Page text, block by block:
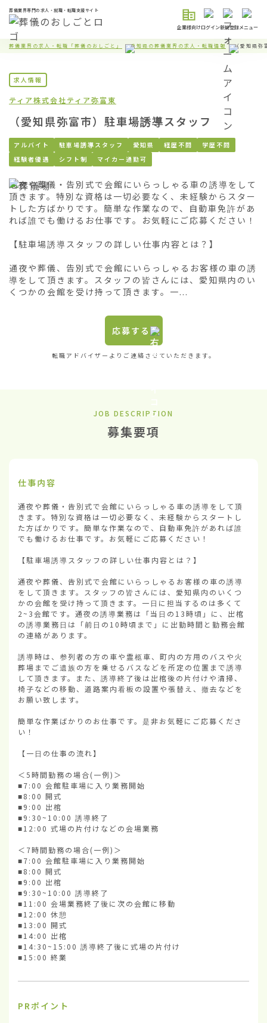
葬儀業界専門の求人・就職・転職支援サイト
企業様向けログイン新規登録メニュー
葬儀業界の求人・転職「葬儀のおしごと」 愛知県の葬儀業界の求人・転職情報 （愛知県弥
求人情報
ティア株式会社ティア弥富東
（愛知県弥富市）駐車場誘導スタッフ
アルバイト 駐車場誘導スタッフ 愛知県 経歴不問
学歴不問
経験者優遇
シフト制 マイカー通勤可
通夜や葬儀・告別式で会館にいらっしゃる車の誘導をして
頂きます。特別な資格は一切必要なく、未経験からスター
トした方ばかりです。簡単な作業なので、自動車免許があ
れば誰でも働けるお仕事です。お気軽にご応募ください！
【駐車場誘導スタッフの詳しい仕事内容とは？】
通夜や葬儀、告別式で会館にいらっしゃるお客様の車の誘
導をして頂きます。スタッフの皆さんには、愛知県内のい
くつかの会館を受け持って頂きます。一...
応募する
転職アドバイザーよりご連絡させていただきます。
JOB DESCRIPTION
募集要項
仕事内容
通夜や葬儀・告別式で会館にいらっしゃる車の誘導をして頂
きます。特別な資格は一切必要なく、未経験からスタートし
た方ばかりです。簡単な作業なので、自動車免許があれば誰
でも働けるお仕事です。お気軽にご応募ください！
【駐車場誘導スタッフの詳しい仕事内容とは？】
通夜や葬儀、告別式で会館にいらっしゃるお客様の車の誘導
をして頂きます。スタッフの皆さんには、愛知県内のいくつ
かの会館を受け持って頂きます。一日に担当するのは多くて
2~3会館です。通夜の誘導業務は「当日の13時頃」に、出棺
の誘導業務日は「前日の10時頃まで」に出勤時間と勤務会館
の連絡があります。
誘導時は、参列者の方の車や霊柩車、町内の方用のバスや火
葬場までご遺族の方を乗せるバスなどを所定の位置まで誘導
して頂きます。また、誘導終了後は出棺後の片付けや清掃、
椅子などの移動、道路案内看板の設置や張替え、撤去などを
お願い致します。
簡単な作業ばかりのお仕事です。是非お気軽にご応募くださ
い！
【一日の仕事の流れ】
＜5時間勤務の場合(一例)＞
■7:00 会館駐車場に入り業務開始
■8:00 開式
■9:00 出棺
■9:30~10:00 誘導終了
■12:00 式場の片付けなどの会場業務
＜7時間勤務の場合(一例)＞
■7:00 会館駐車場に入り業務開始
■8:00 開式
■9:00 出棺
■9:30~10:00 誘導終了
■11:00 会場業務終了後に次の会館に移動
■12:00 休憩
■13:00 開式
■14:00 出棺
■14:30~15:00 誘導終了後に式場の片付け
■15:00 終業
PRポイント